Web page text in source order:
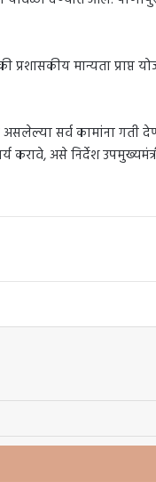
मान्यता प्राप्त
असलेल्या सर्व कामांना
असे निर्देश